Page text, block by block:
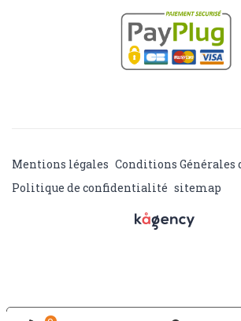
Mentions légales Conditions Générales
Politique de confidentialité sitemap